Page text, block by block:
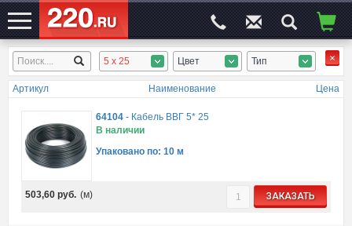
ЭЛЕКТРОСАЙТ№1 5 x 25 Цвет Тип
Артикул Наименование Цена
64104- Кабель ВВГ 5* 25
В наличии
Упаковано по: 10 м
503,60 руб. (м) ЗАКАЗАТЬ